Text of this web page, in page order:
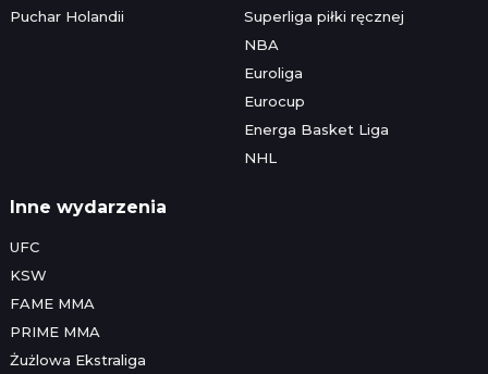
Puchar Holandii
Superliga piłki ręcznej
NBA
Euroliga
Eurocup
Energa Basket Liga
NHL
Inne wydarzenia
UFC
KSW
FAME MMA
PRIME MMA
Żużlowa Ekstraliga